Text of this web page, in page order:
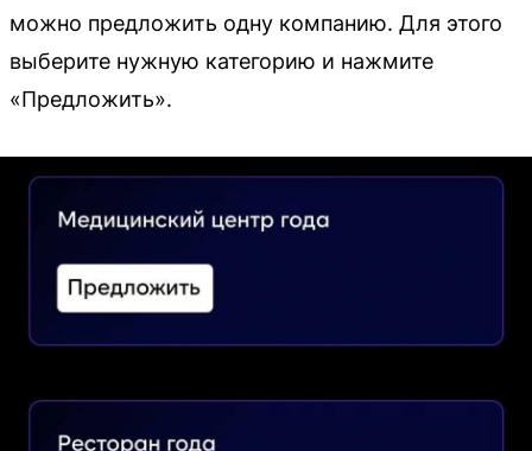
можно предложить одну компанию. Для этого
выберите нужную категорию и нажмите
«Предложить».